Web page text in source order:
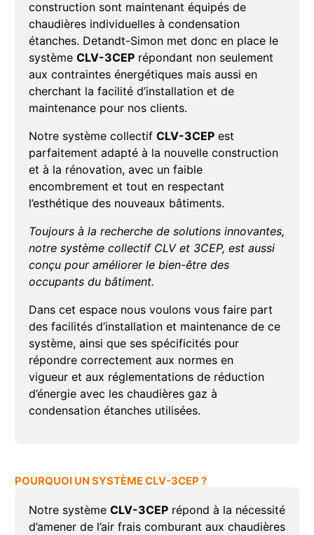
construction sont maintenant équipés de
chaudières individuelles à condensation
étanches. Detandt-Simon met donc en place le
système CLV-3CEPrépondant non seulement
aux contraintes énergétiques mais aussi en
cherchant la facilité d’installation et de
maintenance pour nos clients.
Notre système collectif CLV-3CEPest
parfaitement adapté à la nouvelle construction
et à la rénovation, avec un faible
encombrement et tout en respectant
l’esthétique des nouveaux bâtiments.
Toujours à la recherche de solutions innovantes,
notre système collectif CLV et 3CEP, est aussi
conçu pour améliorer le bien-être des
occupants du bâtiment.
Dans cet espace nous voulons vous faire part
des facilités d’installation et maintenance de ce
système, ainsi que ses spécificités pour
répondre correctement aux normes en
vigueur et aux réglementations de réduction
d’énergie avec les chaudières gaz à
condensation étanches utilisées.
POURQUOI UN SYSTÈME CLV-3CEP ?
Notre système CLV-3CEPrépond à la nécessité
d’amener de l’air frais comburant aux chaudières